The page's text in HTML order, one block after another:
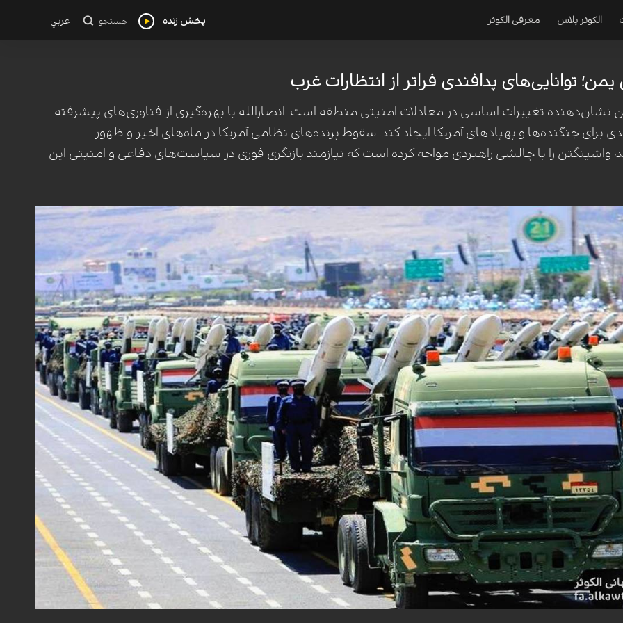
الکوثر پلاس معرفی الکوثر پخش زنده جستجو عربي
توانایی‌های پدافندی فراتر از انتظارات غرب
نشان‌دهنده تغییرات اساسی در معادلات امنیتی منطقه است. انصارالله با بهره‌گیری از فناوری‌های پیشرفته
برای جنگنده‌ها و پهپادهای آمریکا ایجاد کند. سقوط پرنده‌های نظامی آمریکا در ماه‌های اخیر و ظهور
واشینگتن را با چالشی راهبردی مواجه کرده است که نیازمند بازنگری فوری در سیاست‌های دفاعی و امنیتی این